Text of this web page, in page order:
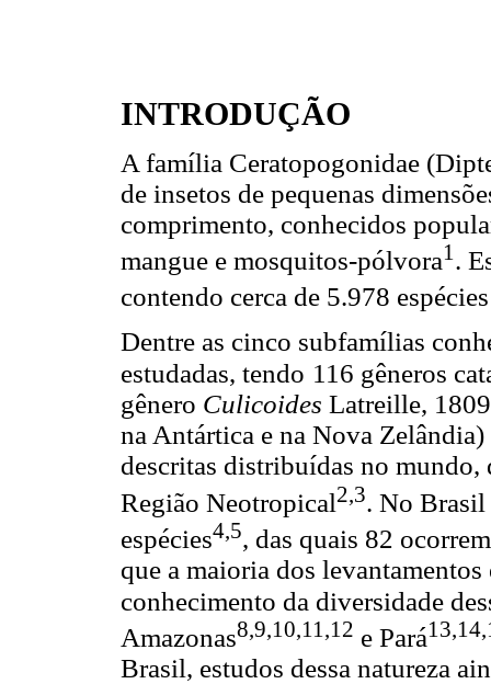
INTRODUÇÃO
A família Ceratopogonidae
de insetos de pequenas
comprimento, conhecidos
mangue e mosquitos-pólvora1 .
contendo cerca de 5.978
Dentre as cinco subfamílias
estudadas, tendo 116 gêneros
gênero Culicoides Latreille,
na Antártica e na Nova
descritas distribuídas no mundo,
Região Neotropical2,3. No Brasil
espécies4,5, das quais 82
que a maioria dos
conhecimento da diversidade
Amazonas8,9,10,11,12 e Pará
Brasil, estudos dessa natureza